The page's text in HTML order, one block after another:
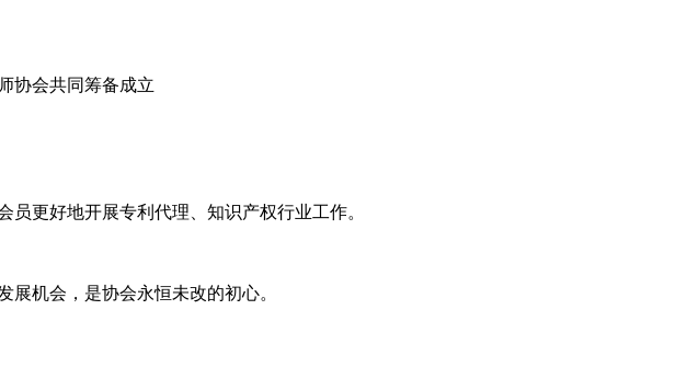
协会共同筹备成立
更好地开展专利代理、知识产权行业工作。
机会，是协会永恒未改的初心。